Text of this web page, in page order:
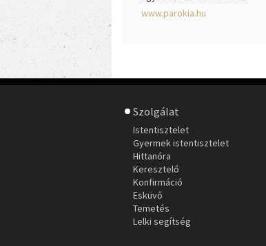
www.parokia.hu
Szolgálat
Istentisztelet
Gyermek istentisztelet
Hittanóra
Keresztelő
Konfirmáció
Esküvő
Temetés
Lelki segítség